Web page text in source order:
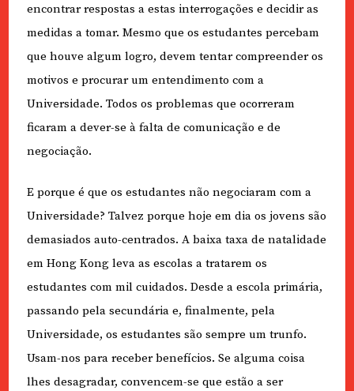
encontrar respostas a estas interrogações e decidir as
medidas a tomar. Mesmo que os estudantes percebam
que houve algum logro, devem tentar compreender os
motivos e procurar um entendimento com a
Universidade. Todos os problemas que ocorreram
ficaram a dever-se à falta de comunicação e de
negociação.
E porque é que os estudantes não negociaram com a
Universidade? Talvez porque hoje em dia os jovens são
demasiados auto-centrados. A baixa taxa de natalidade
em Hong Kong leva as escolas a tratarem os
estudantes com mil cuidados. Desde a escola primária,
passando pela secundária e, finalmente, pela
Universidade, os estudantes são sempre um trunfo.
Usam-nos para receber benefícios. Se alguma coisa
lhes desagradar, convencem-se que estão a ser